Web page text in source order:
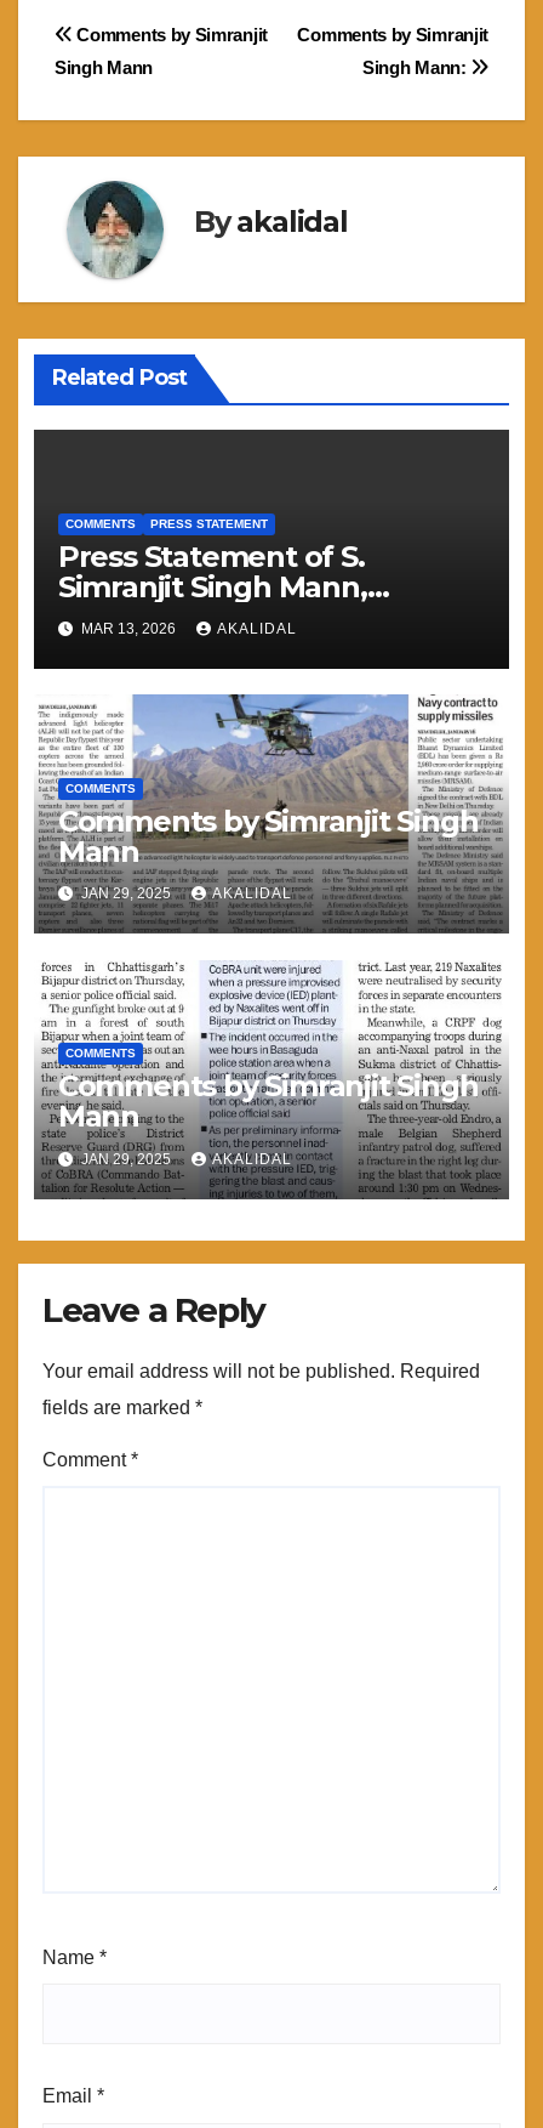
Post
navigation
Comments by Simranjit
Singh Mann:
Comments by Simranjit
Singh Mann
Byakalidal
Related Post
COMMENTS PRESS STATEMENT
Press Statement of S.
Simranjit Singh Mann,
President Shiromani Akali Dal
(Amritsar)
MAR 13, 2026 AKALIDAL
COMMENTS
Comments by Simranjit Singh
Mann
JAN 29, 2025 AKALIDAL
COMMENTS
Comments by Simranjit Singh
Mann
JAN 29, 2025 AKALIDAL
Leave a Reply
Your email address will not be published. Required
fields are marked *
Comment*
Name *
Email *